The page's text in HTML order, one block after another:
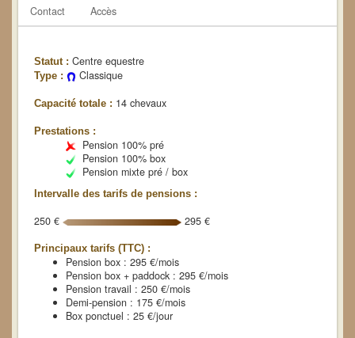
Contact
Accès
Statut : Centre equestre
Type : Classique
Capacité totale : 14 chevaux
Prestations :
Pension 100% pré
Pension 100% box
Pension mixte pré / box
Intervalle des tarifs de pensions :
250 € 295 €
Principaux tarifs (TTC) :
Pension box : 295 €/mois
Pension box + paddock : 295 €/mois
Pension travail : 250 €/mois
Demi-pension : 175 €/mois
Box ponctuel : 25 €/jour